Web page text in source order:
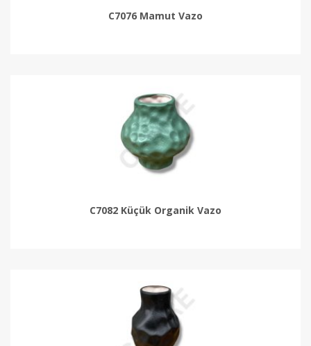
C7076 Mamut Vazo
C7082 Küçük Organik Vazo